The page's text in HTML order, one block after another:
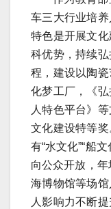
车三大行业培
特色是开展文
科优势，持续
程，建设以陶
化梦工厂，《
人特色平台》
文化建设特等
有“水文化”“船
向公众开放，
海博物馆等场
人影响力不断